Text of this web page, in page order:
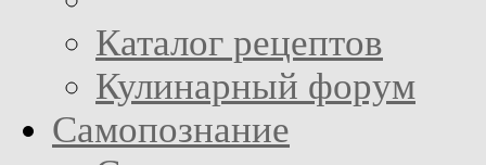
Каталог рецептов
Кулинарный форум
Самопознание